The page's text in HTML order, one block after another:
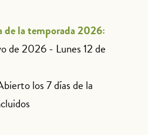
de la temporada 2026:
de 2026 - Lunes 12 de
los 7 días de la